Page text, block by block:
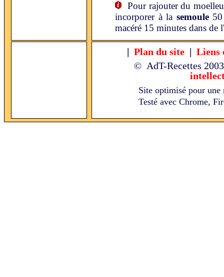
Pour rajouter du
incorporer à la semoule50
macéré 15 minutes dans de
| Plan du site | Liens
© AdT-Recettes
Site optimisé pour
Testé avec Chrome,